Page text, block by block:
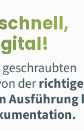
der
Ausführung